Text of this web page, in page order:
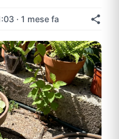
· 1 mese fa